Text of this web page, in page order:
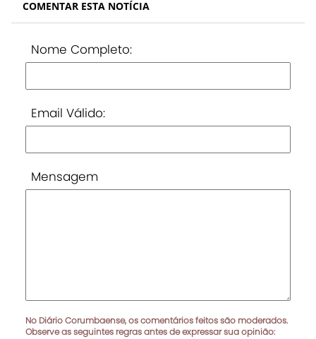
COMENTAR ESTA NOTÍCIA
Nome Completo:
Email Válido:
Mensagem
No Diário Corumbaense, os comentários feitos são moderados.
Observe as seguintes regras antes de expressar sua opinião: